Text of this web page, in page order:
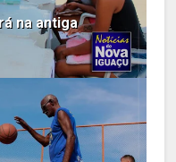
na antiga